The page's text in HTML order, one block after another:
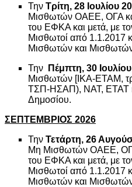
Την Τρίτη, 28 Ιουλίου
Μισθωτών ΟΑΕΕ, ΟΓΑ
του ΕΦΚΑ και μετά, με
Μισθωτοί από 1.1.2017
Μισθωτών και
Την
Πέμπτη, 30
Μισθωτών [ΙΚΑ-
ΤΣΠ-ΗΣΑΠ), ΝΑΤ, ΕΤΑΤ
Δημοσίου.
ΣΕΠΤΕΜΒΡΙΟΣ 2026
Την Τετάρτη, 26
Μη Μισθωτών ΟΑΕΕ, ΟΓΑ
του ΕΦΚΑ και μετά, με
Μισθωτοί από 1.1.2017
Μισθωτών και